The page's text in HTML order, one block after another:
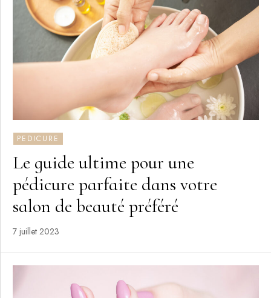
PEDICURE
Le guide ultime pour une
pédicure parfaite dans votre
salon de beauté préféré
7 juillet 2023